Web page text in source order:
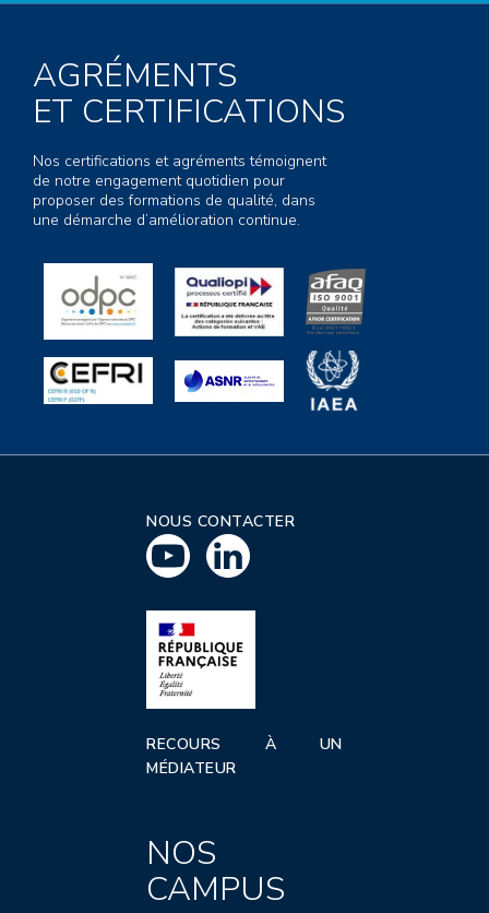
AGRÉMENTS
ET CERTIFICATIONS
Nos certifications et agréments témoignent
de notre engagement quotidien pour
proposer des formations de qualité, dans
une démarche d’amélioration continue.
NOUS CONTACTER
RECOURS À UN
MÉDIATEUR
NOS
CAMPUS